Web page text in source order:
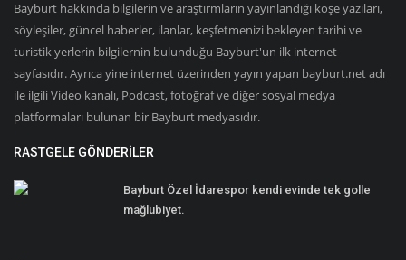
Bayburt hakkında bilgilerin ve araştırmların yayınlandığı köşe yazıları,
söyleşiler, güncel haberler, ilanlar, keşfetmenizi bekleyen tarihi ve
turistik yerlerin bilgilernin bulunduğu Bayburt'un ilk internet
sayfasıdır. Ayrıca yine internet üzerinden yayın yapan bayburt.net adı
ile ilgili Video kanalı, Podcast, fotoğraf ve diğer sosyal medya
platformaları bulunan bir Bayburt medyasıdır.
RASTGELE GÖNDERILER
Bayburt Özel İdarespor kendi evinde tek golle
mağlubiyet.